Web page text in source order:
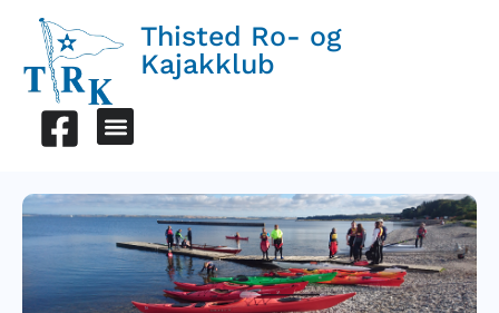
Thisted Ro- og
Kajakklub